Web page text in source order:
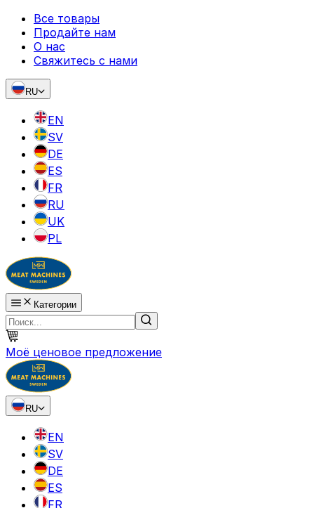
Все товары
Продайте нам
О нас
Свяжитесь с нами
RU
EN
SV
DE
ES
FR
RU
UK
PL
Категории
Моё ценовое предложение
RU
EN
SV
DE
ES
FR